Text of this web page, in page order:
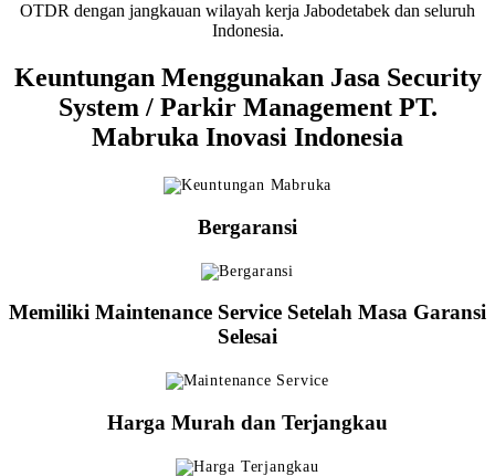
OTDR dengan jangkauan wilayah kerja Jabodetabek dan seluruh
Indonesia.
Keuntungan Menggunakan Jasa Security
System / Parkir Management PT.
Mabruka Inovasi Indonesia
Bergaransi
Memiliki Maintenance Service Setelah Masa Garansi
Selesai
Harga Murah dan Terjangkau